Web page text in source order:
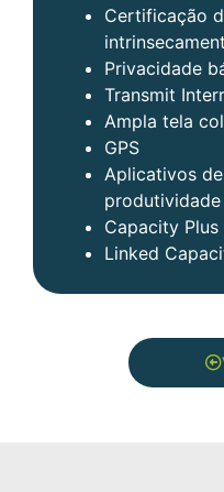
Certificação
Privacidade
Transmit
Ampla tela
GPS
Aplicativos
produtividade
Capacity Plus
Linked